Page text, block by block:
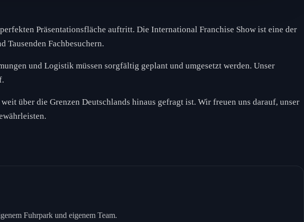
Präsentationsfläche auftritt. Die International Franchise Show ist eine der
Tausenden Fachbesuchern.
und Logistik müssen sorgfältig geplant und umgesetzt werden. Unser
über die Grenzen Deutschlands hinaus gefragt ist. Wir freuen uns darauf, unser
Fuhrpark und eigenem Team.